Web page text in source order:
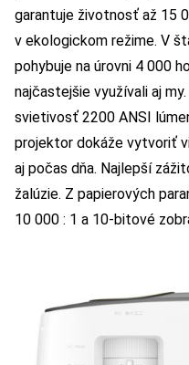
garantuje životnosť až 15
v ekologickom režime. V
pohybuje na úrovni 4 000
najčastejšie využívali aj
svietivosť 2200 ANSI
projektor dokáže vytvoriť
aj počas dňa. Najlepší
žalúzie. Z papierových
10 000 : 1 a 10-bitové